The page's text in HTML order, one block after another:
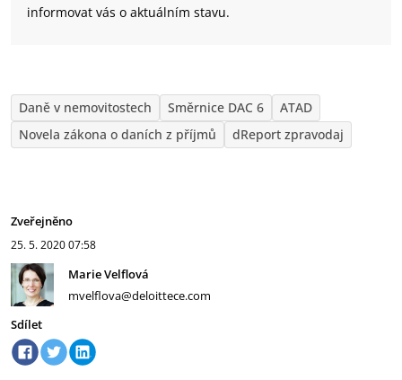
informovat vás o aktuálním stavu.
Daně v nemovitostech Směrnice DAC 6
ATAD
Novela zákona o daních z příjmů
dReport zpravodaj
Zveřejněno
25. 5. 202007:58
Marie Velflová
mvelflova@deloittece.com
Sdílet